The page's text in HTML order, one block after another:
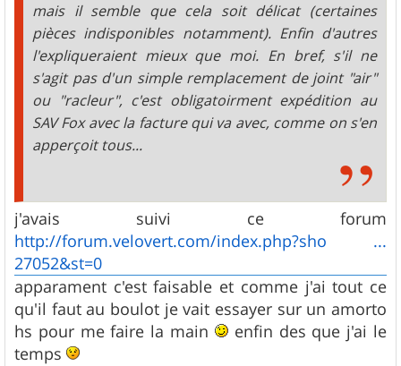
mais il semble que cela soit délicat (certaines
pièces indisponibles notamment). Enfin d'autres
l'expliqueraient mieux que moi. En bref, s'il ne
s'agit pas d'un simple remplacement de joint "air"
ou "racleur", c'est obligatoirment expédition au
SAV Fox avec la facture qui va avec, comme on s'en
apperçoit tous...
j'avais suivi ce forum
http://forum.velovert.com/index.php?sho ...
27052&st=0
apparament c'est faisable et comme j'ai tout ce
qu'il faut au boulot je vait essayer sur un amorto
hs pour me faire la main
enfin des que j'ai le
temps